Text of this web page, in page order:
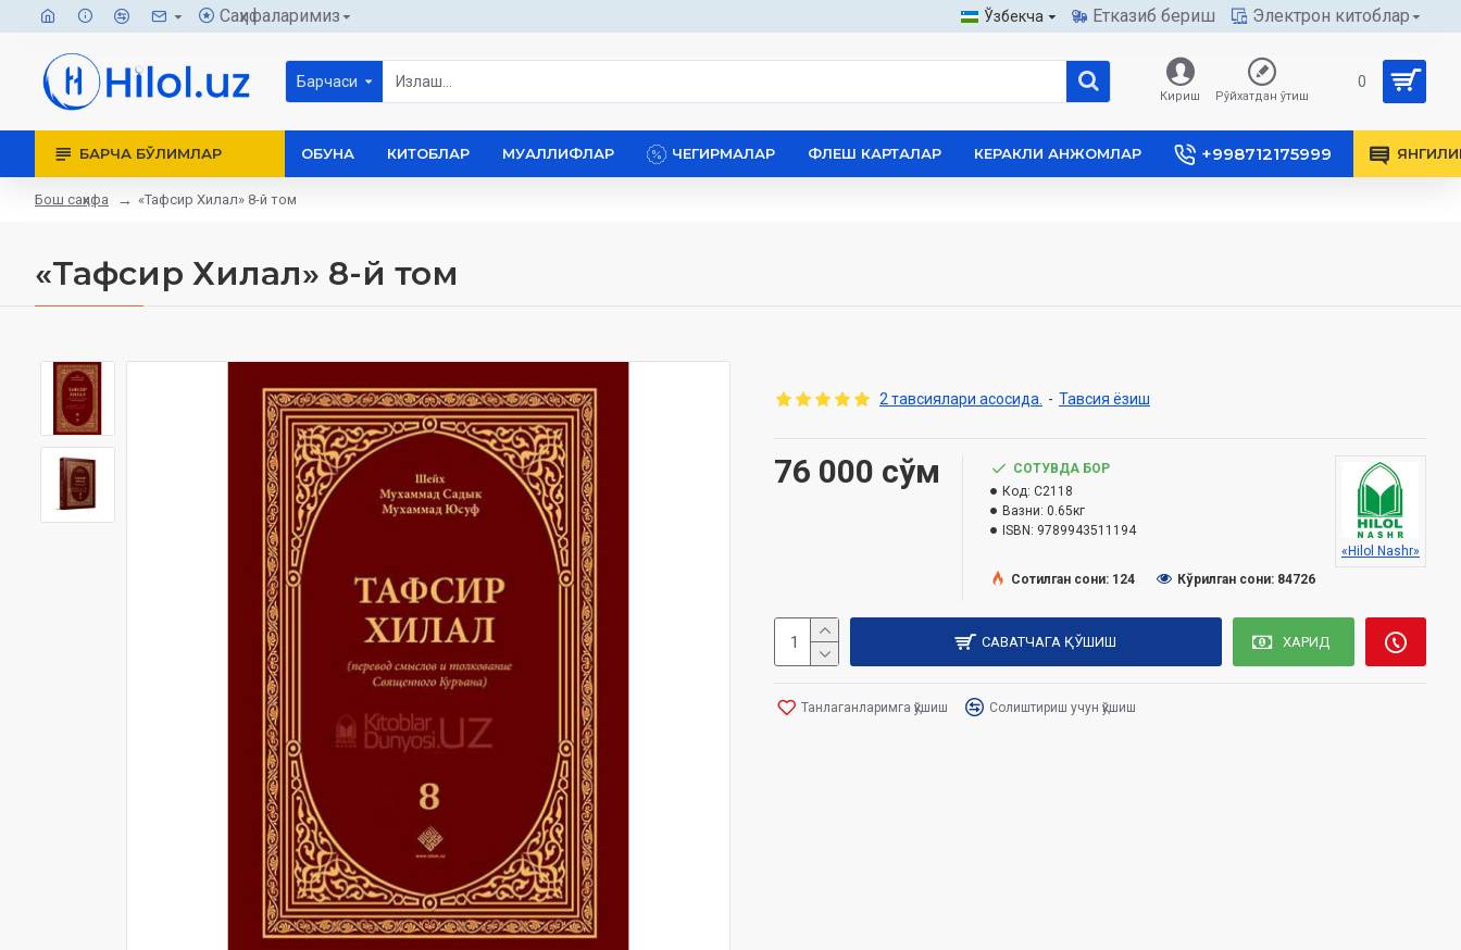
Саҳифаларимиз Ўзбекча Етказиб бериш Электрон китоблар
Барчаси
Кириш Рўйхатдан ўтиш
0
БАРЧА БЎЛИМЛАР ОБУНА КИТОБЛАР МУАЛЛИФЛАР ЧЕГИРМАЛАР ФЛЕШ КАРТАЛАР КЕРАКЛИ АНЖОМЛАР +998712175999
Бош саҳифа «Тафсир Хилал» 8-й том
«Тафсир Хилал» 8-й том
2 тавсиялари асосида. - Тавсия ёзиш
76 000 сўм
СОТУВДА БОР
Код: C2118
Вазни: 0.65кг
ISBN: 9789943511194
«Hilol Nashr»
Сотилган сони: 124
Кўрилган сони: 84726
САВАТЧАГА ҚЎШИШ ХАРИД
Танлаганларимга қўшиш Солиштириш учун қўшиш